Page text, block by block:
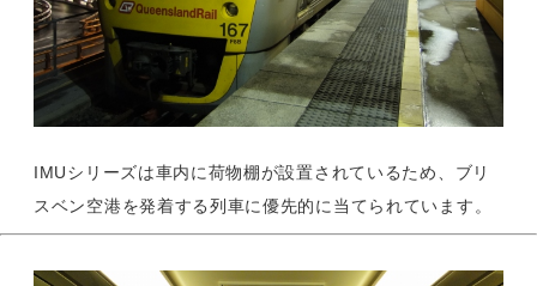
IMUシリーズは車内に荷物棚が設置されているため、ブリ
スベン空港を発着する列車に優先的に当てられています。